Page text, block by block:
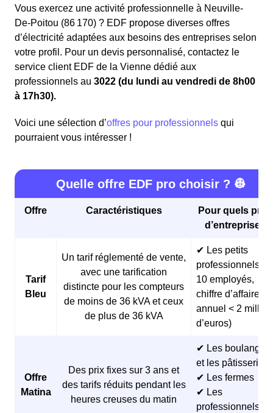
Vous exercez une activité professionnelle à Neuville-
De-Poitou (86 170) ? EDF propose diverses offres
d’électricité adaptées aux besoins des entreprises selon
votre profil. Pour un devis personnalisé, contactez le
service client EDF de la Vienne dédié aux
professionnels au 3022 (du lundi au vendredi de 8h00
à 17h30).
Voici une sélection d’offres pour professionnels qui
pourraient vous intéresser !
Quelle offre EDF pro choisir ? 👷
Offre Caractéristiques
Pour quels
d’entreprises
Tarif
Bleu
Un tarif réglementé de vente,
avec une tarification
distincte pour les compteurs
de moins de 36 kVA et ceux
de plus de 36 kVA
✔ Les petits
professionnels (<
10 employés,
chiffre d’affaires
annuel < 2
d’euros)
Offre
Matina
Des prix fixes sur 3 ans et
des tarifs réduits pendant les
heures creuses du matin
✔ Les
et les pâtisseries
✔ Les fermes
✔ Les
professionnels